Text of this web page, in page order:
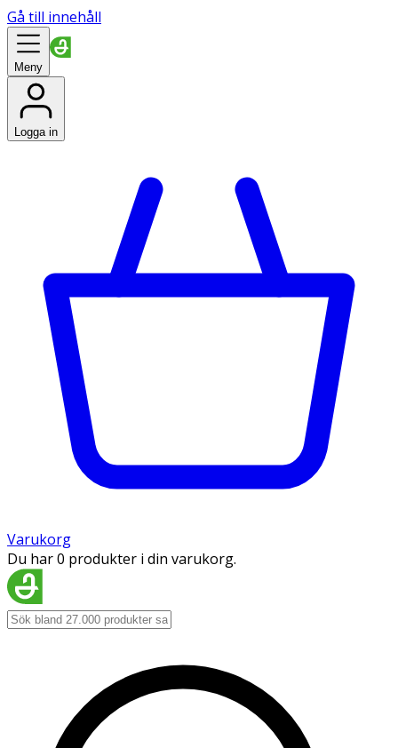
Gå till innehåll
Meny
Logga in
Varukorg
Du har 0 produkter i din varukorg.